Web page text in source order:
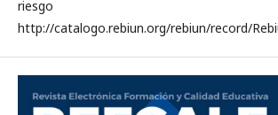
riesgo
http://catalogo.rebiun.org/rebiun/record/